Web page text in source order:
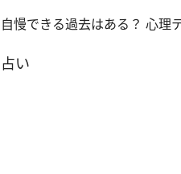
自慢できる過去はある？ 心理
占い